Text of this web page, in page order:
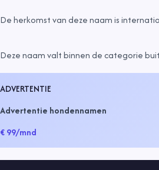
De herkomst van deze naam is
Deze naam valt binnen de categorie
ADVERTENTIE
Advertentie hondennamen
€ 99/mnd